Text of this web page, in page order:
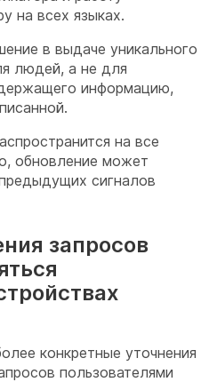
на всех языках.
в выдаче уникального
людей, а не для
информацию,
на все
обновление может
сигналов
запросов
конкретные уточнения
пользователями